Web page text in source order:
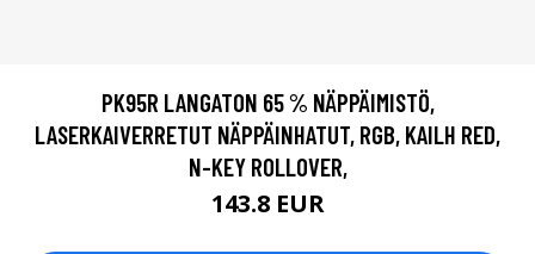
PK95R LANGATON 65 % NÄPPÄIMISTÖ,
LASERKAIVERRETUT NÄPPÄINHATUT, RGB, KAILH RED,
N-KEY ROLLOVER,
143.8 EUR